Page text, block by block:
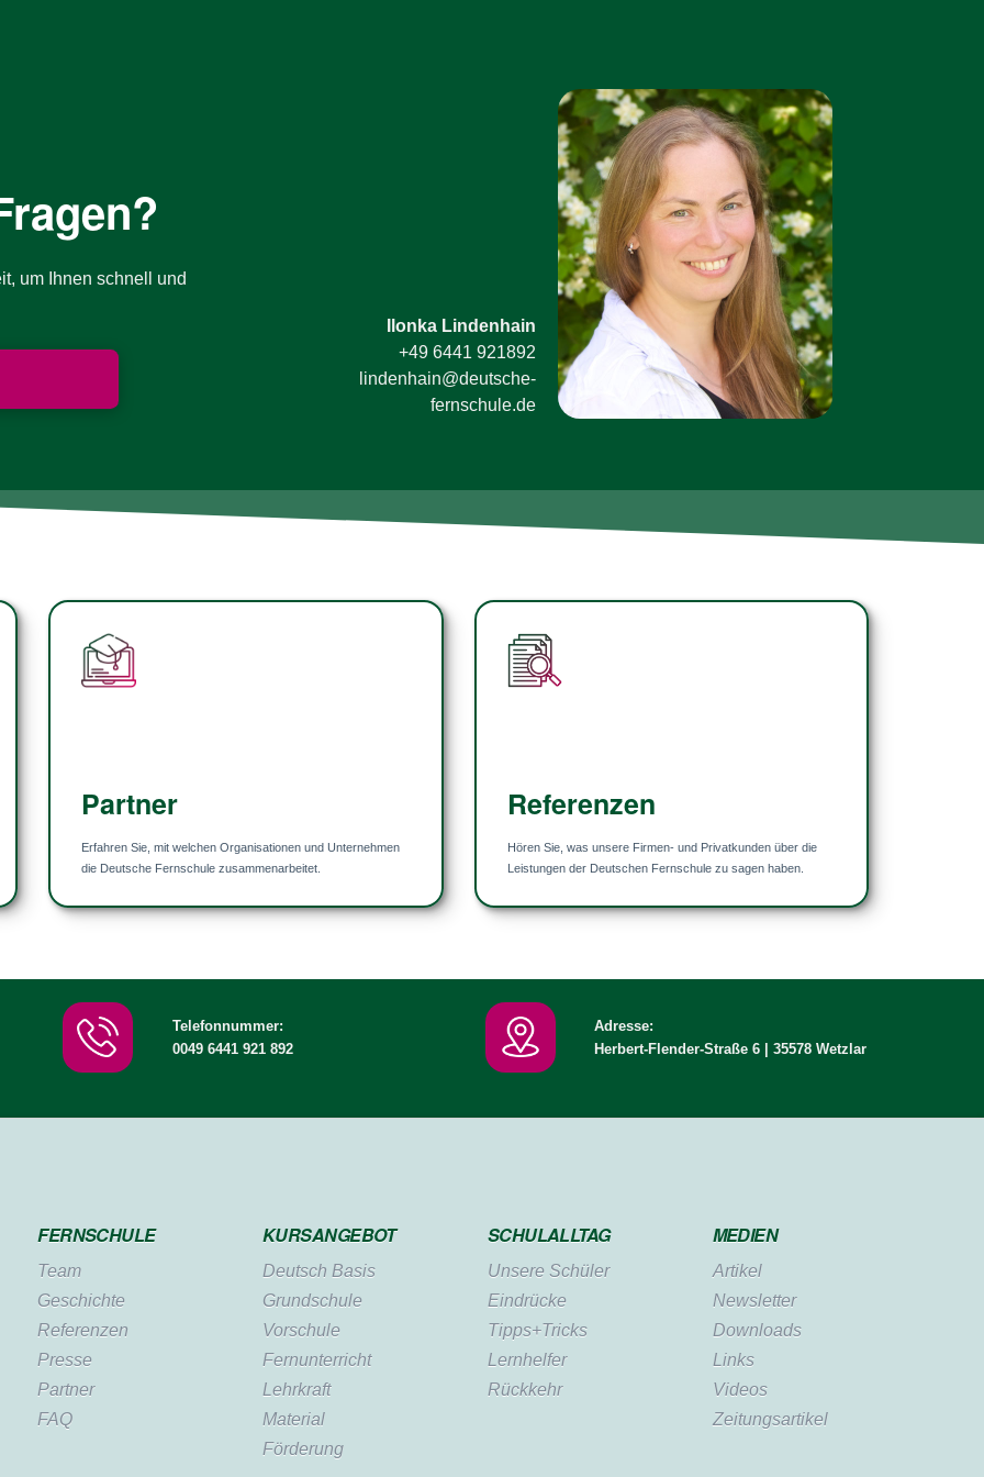
um Ihnen schnell und
Ilonka Lindenhain
+49 6441 921892
lindenhain@deutsche-
fernschule.de
Partner
Er­fah­ren Sie, mit welchen Or­ga­ni­sa­tionen und Un­ter­nehmen
die Deutsche Fern­schule zusammen­arbeitet.
Referenzen
Hören Sie, was unsere Firmen- und Privat­kunden über die
Leis­tun­gen der Deut­schen Fern­schule zu sagen haben.
Telefonnummer:
0049 6441 921 892
Adresse:
Herbert-Flender-Straße 6 | 35578 Wetzlar
FERNSCHULE
Team
Geschichte
Referenzen
Presse
Partner
FAQ
KURSANGEBOT
Deutsch Basis
Grundschule
Vorschule
Fernunterricht
Lehrkraft
Material
Förderung
SCHULALLTAG
Unsere Schüler
Eindrücke
Tipps+Tricks
Lernhelfer
Rückkehr
MEDIEN
Artikel
Newsletter
Downloads
Links
Videos
Zeitungsartikel